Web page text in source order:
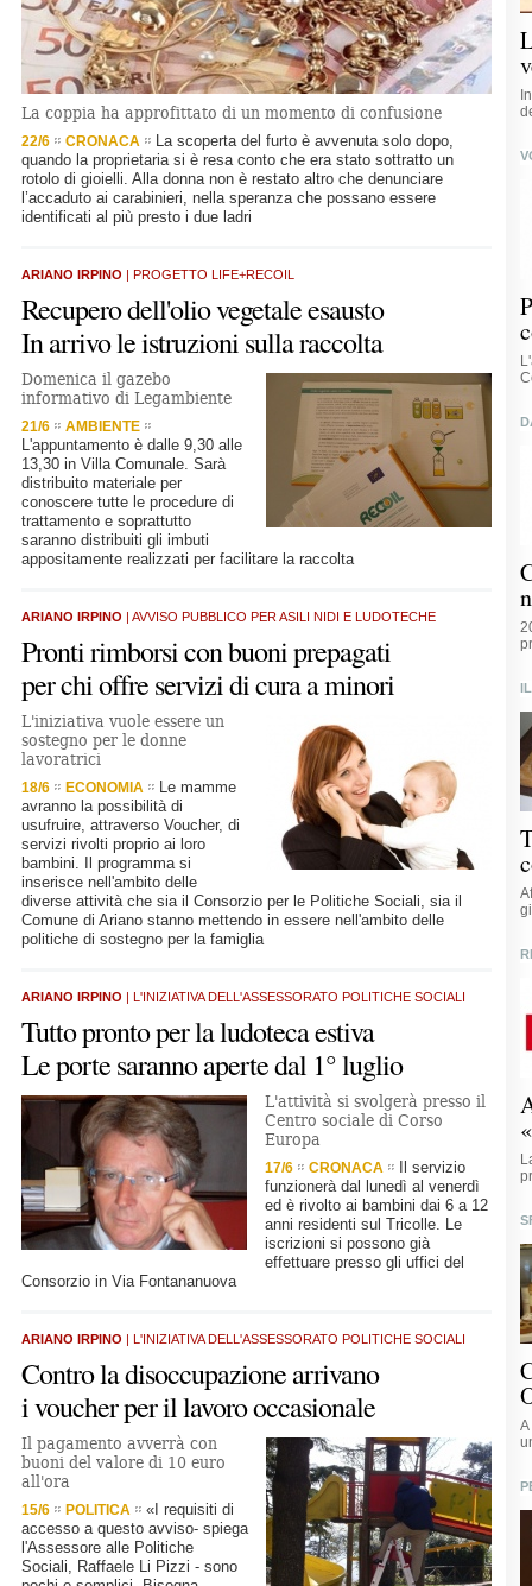
La coppia ha approfittato di un momento di confusione
22/6 CRONACA
La scoperta del furto è avvenuta solo dopo,
quando la proprietaria si è resa conto che era stato sottratto un
rotolo di gioielli. Alla donna non è restato altro che denunciare
l’accaduto ai carabinieri, nella speranza che possano essere
identificati al più presto i due ladri
ARIANO IRPINO | PROGETTO LIFE+RECOIL
Recupero dell'olio vegetale esausto
In arrivo le istruzioni sulla raccolta
Domenica il gazebo
informativo di Legambiente
21/6 AMBIENTE
L'appuntamento è dalle 9,30 alle
13,30 in Villa Comunale. Sarà
distribuito materiale per
conoscere tutte le procedure di
trattamento e soprattutto
saranno distribuiti gli imbuti
appositamente realizzati per facilitare la raccolta
ARIANO IRPINO | AVVISO PUBBLICO PER ASILI NIDI E LUDOTECHE
Pronti rimborsi con buoni prepagati
per chi offre servizi di cura a minori
L'iniziativa vuole essere un
sostegno per le donne
lavoratrici
18/6 ECONOMIA
Le mamme
avranno la possibilità di
usufruire, attraverso Voucher, di
servizi rivolti proprio ai loro
bambini. Il programma si
inserisce nell'ambito delle
diverse attività che sia il Consorzio per le Politiche Sociali, sia il
Comune di Ariano stanno mettendo in essere nell'ambito delle
politiche di sostegno per la famiglia
ARIANO IRPINO | L'INIZIATIVA DELL'ASSESSORATO POLITICHE SOCIALI
Tutto pronto per la ludoteca estiva
Le porte saranno aperte dal 1° luglio
L'attività si svolgerà presso il
Centro sociale di Corso
Europa
17/6 CRONACA
Il servizio
funzionerà dal lunedì al venerdì
ed è rivolto ai bambini dai 6 a 12
anni residenti sul Tricolle. Le
iscrizioni si possono già
effettuare presso gli uffici del
Consorzio in Via Fontananuova
ARIANO IRPINO | L'INIZIATIVA DELL'ASSESSORATO POLITICHE SOCIALI
Contro la disoccupazione arrivano
i voucher per il lavoro occasionale
Il pagamento avverrà con
buoni del valore di 10 euro
all'ora
15/6 POLITICA
«I requisiti di
accesso a questo avviso- spiega
l'Assessore alle Politiche
Sociali, Raffaele Li Pizzi - sono